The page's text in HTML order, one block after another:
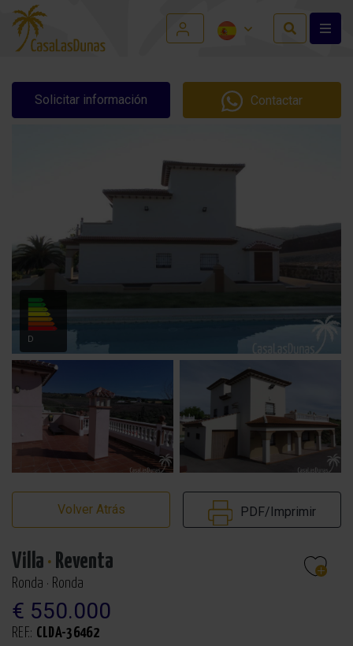
Solicitar información Contactar
D
Volver Atrás PDF/Imprimir
Villa · Reventa
Ronda · Ronda
€ 550.000
REF.: CLDA-36462